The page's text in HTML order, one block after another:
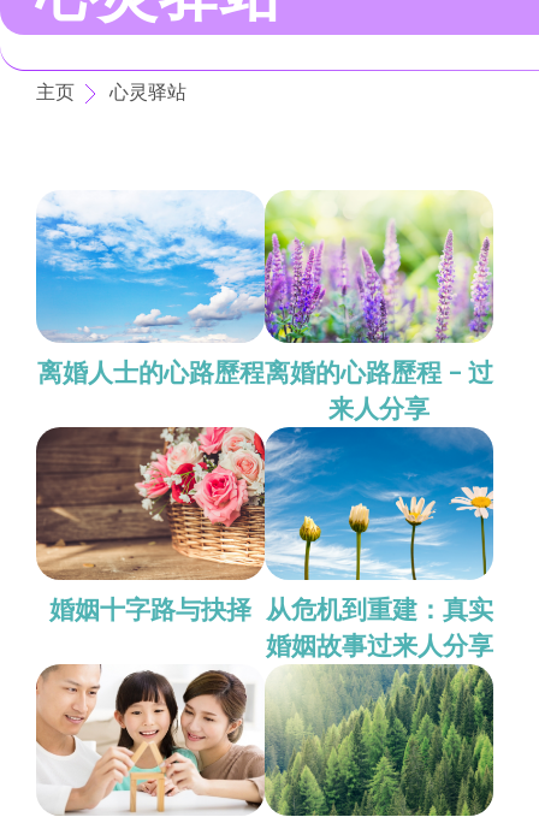
主页 心灵驿站
离婚人士的心路歷程离婚的心路歷程 – 过
来人分享
婚姻十字路与抉择 从危机到重建：真实
婚姻故事过来人分享